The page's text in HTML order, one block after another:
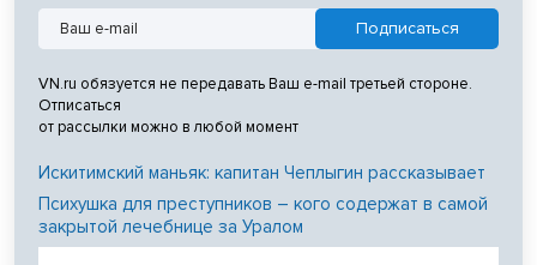
VN.ru обязуется не передавать Ваш e-mail третьей стороне.
Отписаться
от рассылки можно в любой момент
Искитимский маньяк: капитан Чеплыгин рассказывает
Психушка для преступников – кого содержат в самой
закрытой лечебнице за Уралом